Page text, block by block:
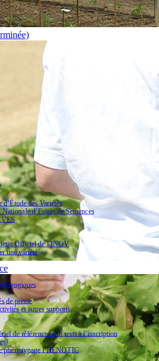
d’Étude des Variétés
Nationale d’Essais de Semences
Officiel de l’INOV
une variété
de presse
et autres supports
de référence pour tests à l’inscription
phénotypage PHENOTIC